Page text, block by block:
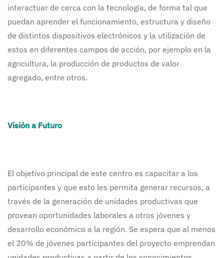
interactuar de cerca con la tecnología, de forma tal que
puedan aprender el funcionamiento, estructura y diseño
de distintos dispositivos electrónicos y la utilización de
estos en diferentes campos de acción, por ejemplo en la
agricultura, la producción de productos de valor
agregado, entre otros.
Visión a Futuro
El objetivo principal de este centro es capacitar a los
participantes y que esto les permita generar recursos, a
través de la generación de unidades productivas que
provean oportunidades laborales a otros jóvenes y
desarrollo económico a la región. Se espera que al menos
el 20% de jóvenes participantes del proyecto emprendan